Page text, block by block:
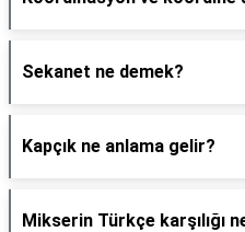
Sekanet ne demek?
Kapçık ne anlama gelir?
Mikserin Türkçe karşılığı